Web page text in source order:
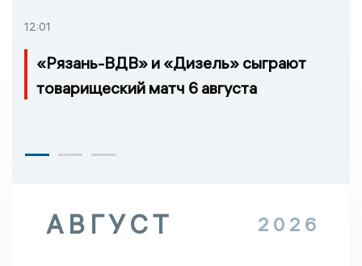
12:01
«Рязань-ВДВ» и «Дизель» сыграют
товарищеский матч 6 августа
АВГУСТ 2026